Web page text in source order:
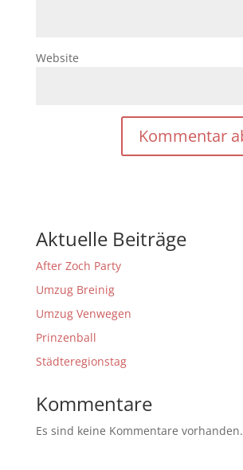
Website
Aktuelle Beiträge
After Zoch Party
Umzug Breinig
Umzug Venwegen
Prinzenball
Städteregionstag
Kommentare
Es sind keine Kommentare vorhanden.